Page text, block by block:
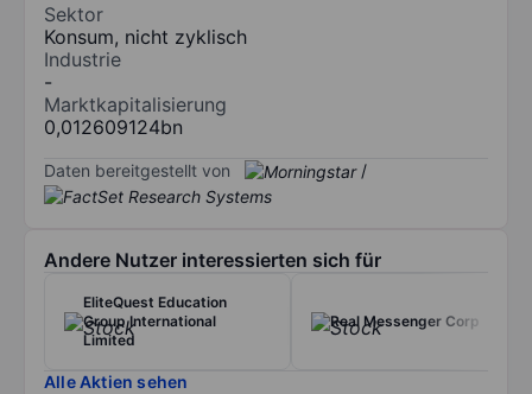
Sektor
Konsum, nicht zyklisch
Industrie
-
Marktkapitalisierung
0,012609124bn
Daten bereitgestellt von /
Andere Nutzer interessierten sich für
EliteQuest Education
Group International
Limited
Real Messenger Corp
Alle Aktien sehen